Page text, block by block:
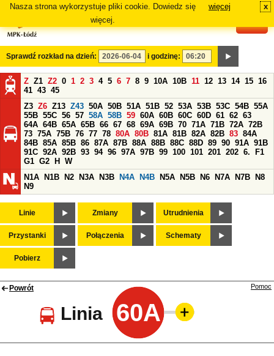
Nasza strona wykorzystuje pliki cookie. Dowiedz się
więcej.
więcej x
Sprawdź rozkład na dzień: i godzinę:
Z Z1 Z2 0 1 2 3 4 5 6 7 8 9 10A 10B 11 12 13 14 15 16
41 43 45
Z3 Z6 Z13 Z43 50A 50B 51A 51B 52 53A 53B 53C 54B 55A
55B 55C 56 57 58A 58B 59 60A 60B 60C 60D 61 62 63
64A 64B 65A 65B 66 67 68 69A 69B 70 71A 71B 72A 72B
73 75A 75B 76 77 78 80A 80B 81A 81B 82A 82B 83 84A
84B 85A 85B 86 87A 87B 88A 88B 88C 88D 89 90 91A 91B
91C 92A 92B 93 94 96 97A 97B 99 100 101 201 202 6.
F1
G1 G2 H
W
N1A
N1B N2 N3A N3B N4A N4B N5A N5B N6 N7A N7B
N8
N9
Linie Zmiany Utrudnienia
Przystanki Połączenia Schematy
Pobierz
Powrót
Linia 60A
Pomoc